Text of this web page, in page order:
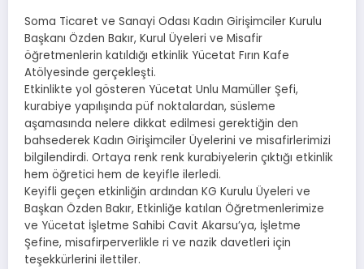
Soma Ticaret ve Sanayi Odası Kadın Girişimciler Kurulu
Başkanı Özden Bakır, Kurul Üyeleri ve Misafir
öğretmenlerin katıldığı etkinlik Yücetat Fırın Kafe
Atölyesinde gerçekleşti.
Etkinlikte yol gösteren Yücetat Unlu Mamüller Şefi,
kurabiye yapılışında püf noktalardan, süsleme
aşamasında nelere dikkat edilmesi gerektiğin den
bahsederek Kadın Girişimciler Üyelerini ve misafirlerimizi
bilgilendirdi. Ortaya renk renk kurabiyelerin çıktığı etkinlik
hem öğretici hem de keyifle ilerledi.
Keyifli geçen etkinliğin ardından KG Kurulu Üyeleri ve
Başkan Özden Bakır, Etkinliğe katılan Öğretmenlerimize
ve Yücetat İşletme Sahibi Cavit Akarsu’ya, İşletme
Şefine, misafirperverlikle ri ve nazik davetleri için
teşekkürlerini ilettiler.